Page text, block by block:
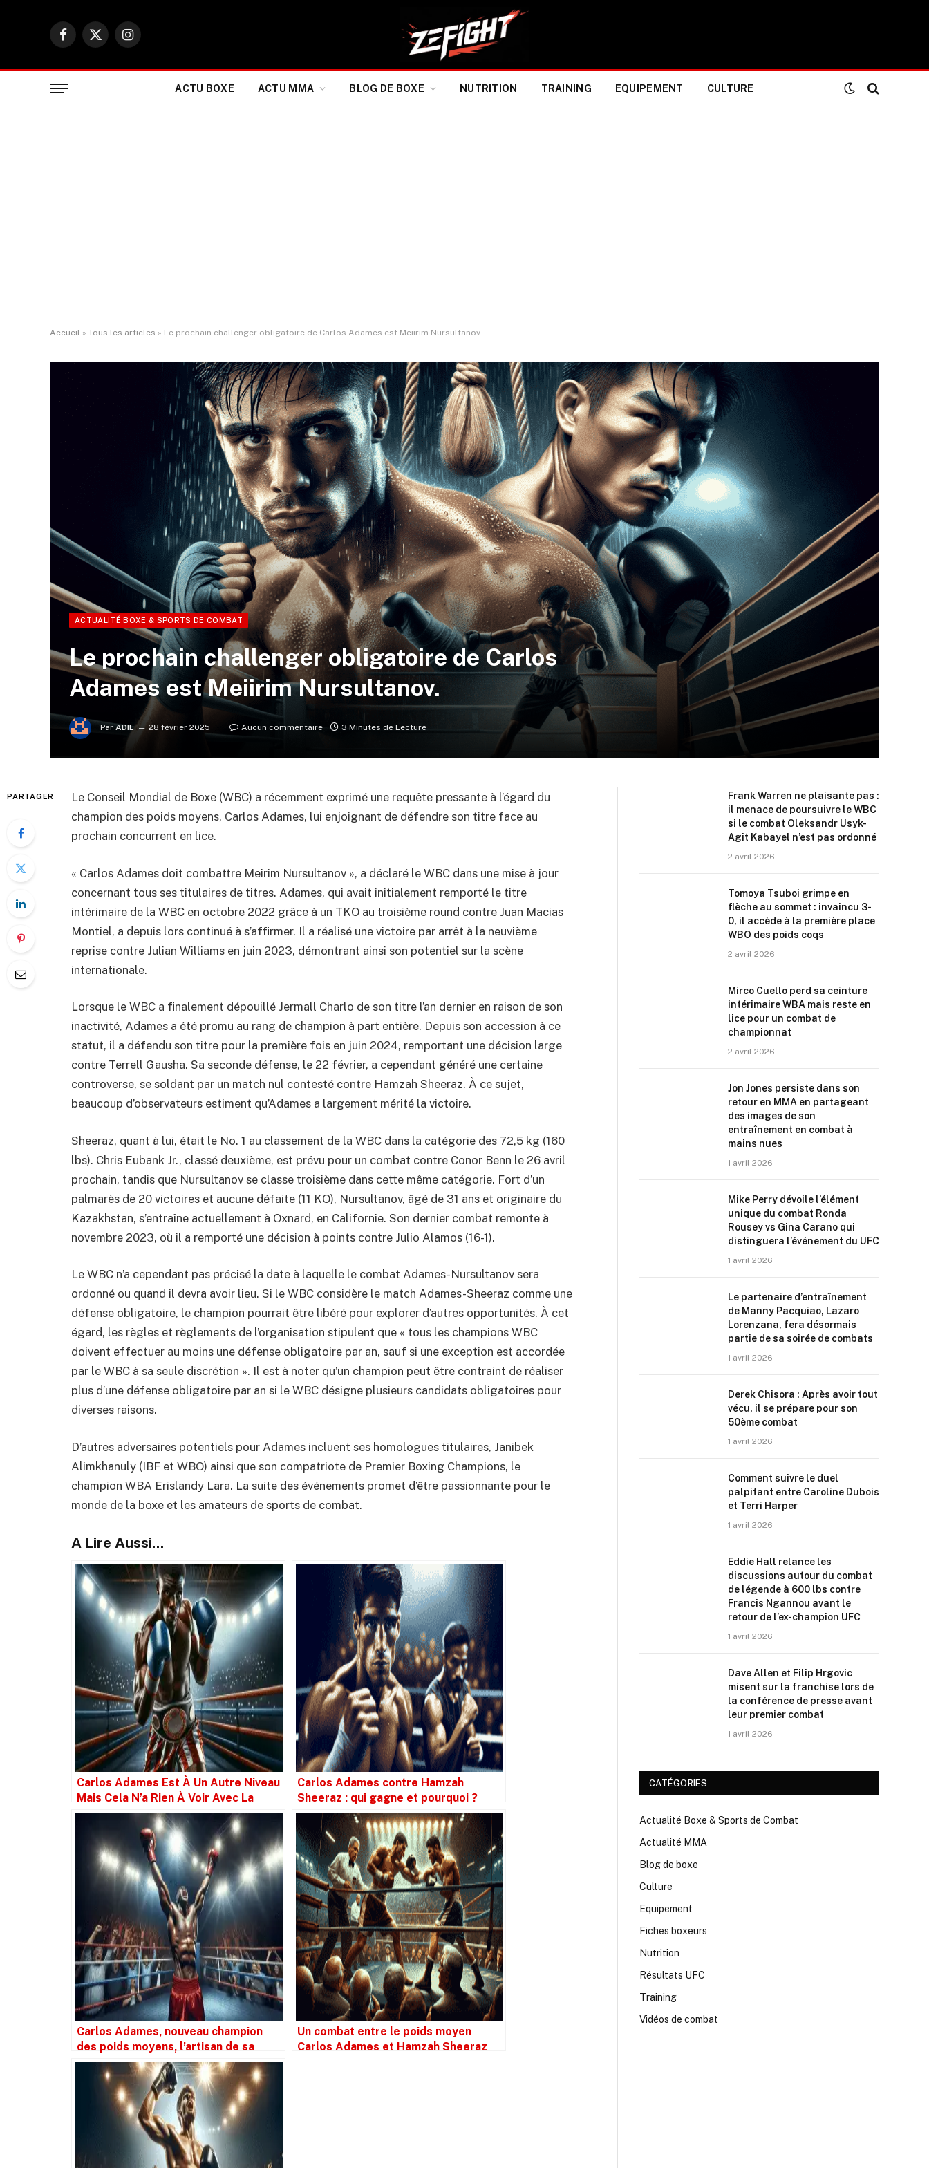
Facebook
X
Instagram
ACTU BOXE ACTU MMA BLOG DE BOXE NUTRITION TRAINING EQUIPEMENT CULTURE
Accueil » Tous les articles » Le prochain challenger obligatoire de Carlos Adames est Meiirim Nursultanov.
ACTUALITÉ BOXE & SPORTS DE COMBAT
Le prochain challenger obligatoire de Carlos
Adames est Meiirim Nursultanov.
Par ADIL 28 février 2025 Aucun commentaire 3 Minutes de Lecture
PARTAGER
Le Conseil Mondial de Boxe (WBC) a récemment exprimé une requête pressante à l’égard du
champion des poids moyens, Carlos Adames, lui enjoignant de défendre son titre face au
prochain concurrent en lice.
« Carlos Adames doit combattre Meirim Nursultanov », a déclaré le WBC dans une mise à jour
concernant tous ses titulaires de titres. Adames, qui avait initialement remporté le titre
intérimaire de la WBC en octobre 2022 grâce à un TKO au troisième round contre Juan Macias
Montiel, a depuis lors continué à s’affirmer. Il a réalisé une victoire par arrêt à la neuvième
reprise contre Julian Williams en juin 2023, démontrant ainsi son potentiel sur la scène
internationale.
Lorsque le WBC a finalement dépouillé Jermall Charlo de son titre l’an dernier en raison de son
inactivité, Adames a été promu au rang de champion à part entière. Depuis son accession à ce
statut, il a défendu son titre pour la première fois en juin 2024, remportant une décision large
contre Terrell Gausha. Sa seconde défense, le 22 février, a cependant généré une certaine
controverse, se soldant par un match nul contesté contre Hamzah Sheeraz. À ce sujet,
beaucoup d’observateurs estiment qu’Adames a largement mérité la victoire.
Sheeraz, quant à lui, était le No. 1 au classement de la WBC dans la catégorie des 72,5 kg (160
lbs). Chris Eubank Jr., classé deuxième, est prévu pour un combat contre Conor Benn le 26 avril
prochain, tandis que Nursultanov se classe troisième dans cette même catégorie. Fort d’un
palmarès de 20 victoires et aucune défaite (11 KO), Nursultanov, âgé de 31 ans et originaire du
Kazakhstan, s’entraîne actuellement à Oxnard, en Californie. Son dernier combat remonte à
novembre 2023, où il a remporté une décision à points contre Julio Alamos (16-1).
Le WBC n’a cependant pas précisé la date à laquelle le combat Adames-Nursultanov sera
ordonné ou quand il devra avoir lieu. Si le WBC considère le match Adames-Sheeraz comme une
défense obligatoire, le champion pourrait être libéré pour explorer d’autres opportunités. À cet
égard, les règles et règlements de l’organisation stipulent que « tous les champions WBC
doivent effectuer au moins une défense obligatoire par an, sauf si une exception est accordée
par le WBC à sa seule discrétion ». Il est à noter qu’un champion peut être contraint de réaliser
plus d’une défense obligatoire par an si le WBC désigne plusieurs candidats obligatoires pour
diverses raisons.
D’autres adversaires potentiels pour Adames incluent ses homologues titulaires, Janibek
Alimkhanuly (IBF et WBO) ainsi que son compatriote de Premier Boxing Champions, le
champion WBA Erislandy Lara. La suite des événements promet d’être passionnante pour le
monde de la boxe et les amateurs de sports de combat.
A Lire Aussi...
Carlos Adames Est À Un Autre Niveau
Mais Cela N’a Rien À Voir Avec La
Ceinture
Carlos Adames contre Hamzah
Sheeraz : qui gagne et pourquoi ?
Carlos Adames, nouveau champion
des poids moyens, l’artisan de sa
propre victoire
Un combat entre le poids moyen
Carlos Adames et Hamzah Sheeraz
Frank Warren ne plaisante pas :
il menace de poursuivre le WBC
si le combat Oleksandr Usyk-
Agit Kabayel n’est pas ordonné
2 avril 2026
Tomoya Tsuboi grimpe en
flèche au sommet : invaincu 3-
0, il accède à la première place
WBO des poids coqs
2 avril 2026
Mirco Cuello perd sa ceinture
intérimaire WBA mais reste en
lice pour un combat de
championnat
2 avril 2026
Jon Jones persiste dans son
retour en MMA en partageant
des images de son
entraînement en combat à
mains nues
1 avril 2026
Mike Perry dévoile l’élément
unique du combat Ronda
Rousey vs Gina Carano qui
distinguera l’événement du UFC
1 avril 2026
Le partenaire d’entraînement
de Manny Pacquiao, Lazaro
Lorenzana, fera désormais
partie de sa soirée de combats
1 avril 2026
Derek Chisora : Après avoir tout
vécu, il se prépare pour son
50ème combat
1 avril 2026
Comment suivre le duel
palpitant entre Caroline Dubois
et Terri Harper
1 avril 2026
Eddie Hall relance les
discussions autour du combat
de légende à 600 lbs contre
Francis Ngannou avant le
retour de l’ex-champion UFC
1 avril 2026
Dave Allen et Filip Hrgovic
misent sur la franchise lors de
la conférence de presse avant
leur premier combat
1 avril 2026
CATÉGORIES
Actualité Boxe & Sports de Combat
Actualité MMA
Blog de boxe
Culture
Equipement
Fiches boxeurs
Nutrition
Résultats UFC
Training
Vidéos de combat